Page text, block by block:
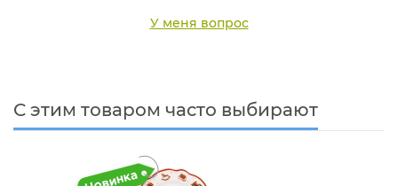
У меня вопрос
С этим товаром часто выбирают